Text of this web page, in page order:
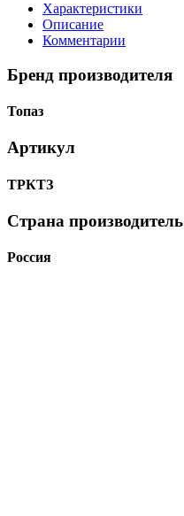
Характеристики
Описание
Комментарии
Бренд производителя
Топаз
Артикул
ТРКТЗ
Страна производитель
Россия